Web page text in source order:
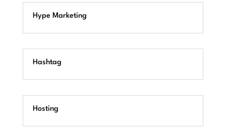
Hype Marketing
Hashtag
Hosting